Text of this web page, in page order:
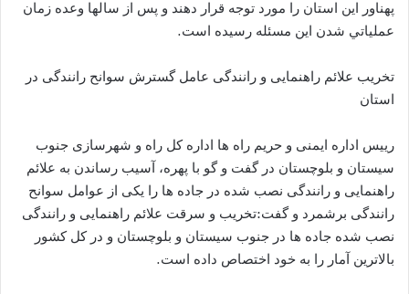
پهناور اين استان را مورد توجه قرار دهند و پس از سالها وعده زمان
عملياتي شدن اين مسئله رسيده است.
تخریب علائم راهنمایی و رانندگی عامل گسترش سوانح رانندگی در
استان
رییس اداره ایمنی و حریم راه ها اداره کل راه و شهرسازی جنوب
سیستان و بلوچستان در گفت و گو با پهره، آسیب رساندن به علائم
راهنمایی و رانندگی نصب شده در جاده ها را یکی از عوامل سوانح
رانندگی برشمرد و گفت:تخریب و سرقت علائم راهنمایی و رانندگی
نصب شده جاده ها در جنوب سیستان و بلوچستان و در کل کشور
بالاترین آمار را به خود اختصاص داده است.